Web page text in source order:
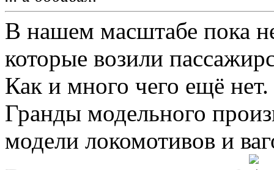
В нашем масштабе пока
которые возили
Как и много чего ещё
Гранды модельного
модели локомотивов и